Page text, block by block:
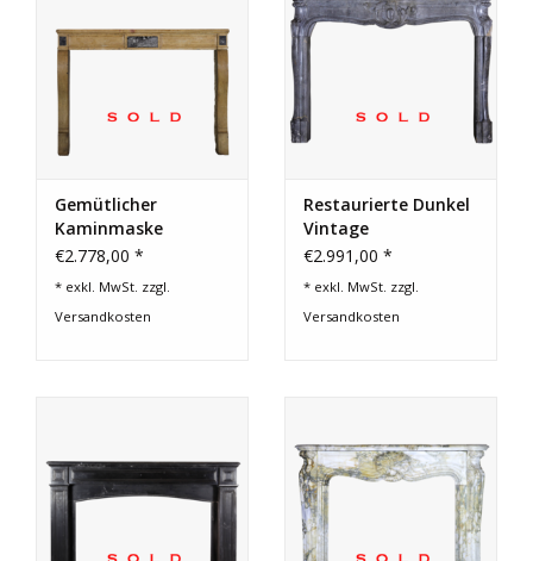
Gemütlicher
Kaminmaske
€2.778,00 *
* exkl. MwSt. zzgl.
Versandkosten
Restaurierte Dunkel
Vintage
Kaminmaske
€2.991,00 *
* exkl. MwSt. zzgl.
Versandkosten